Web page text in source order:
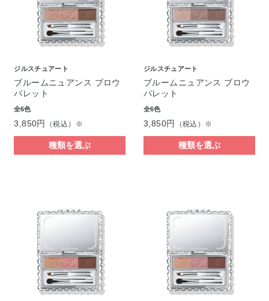
ジルスチュアート
ブルームニュアンス ブロウ
パレット
全6色
3,850円 （税込）※
種類を選ぶ
ジルスチュアート
ブルームニュアンス ブロウ
パレット
全6色
3,850円 （税込）※
種類を選ぶ